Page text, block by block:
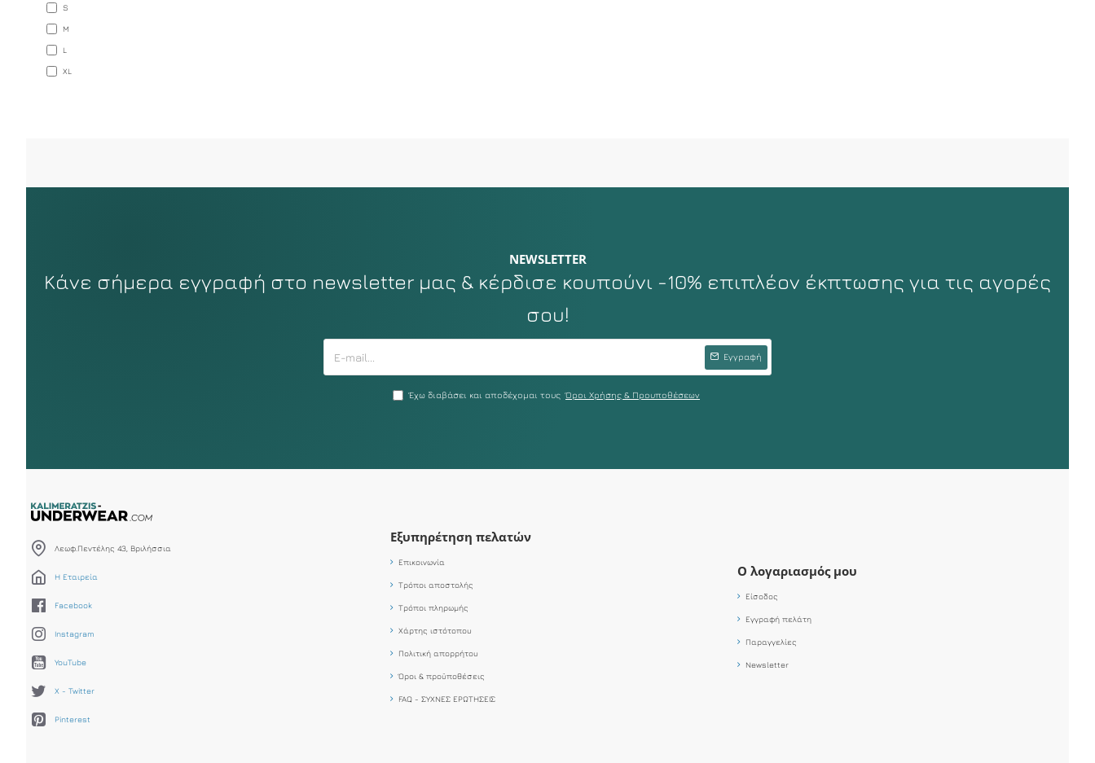
S
M
L
XL
NEWSLETTER
Κάνε σήμερα εγγραφή στο newsletter μας & κέρδισε κουπούνι -10% επιπλέον έκπτωσης για τις αγορές
σου!
Εγγραφή
Έχω διαβάσει και αποδέχομαι τους Όροι Χρήσης & Προυποθέσεων
Λεωφ.Πεντέλης 43, Βριλήσσια
Η Εταιρεία
Facebook
Instagram
YouTube
X - Twitter
Pinterest
Εξυπηρέτηση πελατών
Επικοινωνία
Τρόποι αποστολής
Τρόποι πληρωμής
Χάρτης ιστότοπου
Πολιτική απορρήτου
Όροι & προϋποθέσεις
FAQ - ΣΥΧΝΕΣ ΕΡΩΤΗΣΕΙΣ
Ο λογαριασμός μου
Είσοδος
Εγγραφή πελάτη
Παραγγελίες
Newsletter